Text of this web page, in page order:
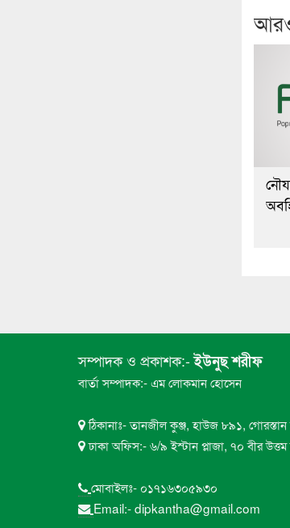
সম্পাদক ও প্রকাশক:-ইউনুছ শরীফ
বার্তা সম্পাদক:- এম লোকমান হোসেন
ঠিকানাঃ- তানজীল কুঞ্জ, হাউজ ৮৯১,
ঢাকা অফিস:- ৬/৯ ইস্টান প্লাজা, ৭০ বীর
মোবাইলঃ- ০১৭১৬৩০৫৯৩০
Email:- dipkantha@gmail.com